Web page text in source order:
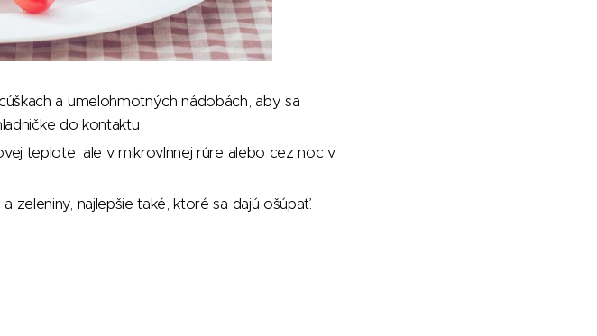
a umelohmotných nádobách, aby sa
do kontaktu
teplote, ale v mikrovlnnej rúre alebo cez noc v
najlepšie také, ktoré sa dajú ošúpať.